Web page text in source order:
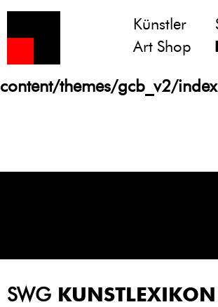
Notice
: Undefined variable:
/homepages/21/
content/themes/gcb_v2/
Künstler
Art Shop
SWG KUNSTLEXIKON